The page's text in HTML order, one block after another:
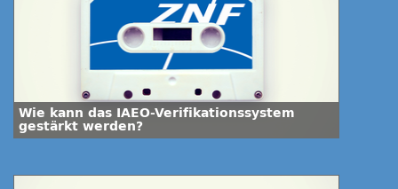
Wie kann das IAEO-Verifikationssystem
gestärkt werden?